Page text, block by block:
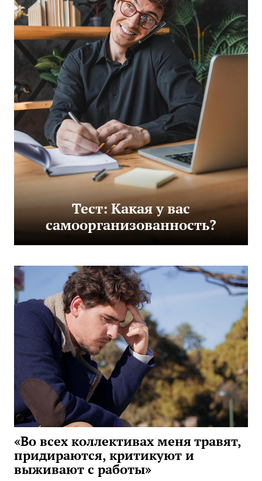
Тест: Какая у вас
самоорганизованность?
«Во всех коллективах меня травят,
придираются, критикуют и
выживают с работы»